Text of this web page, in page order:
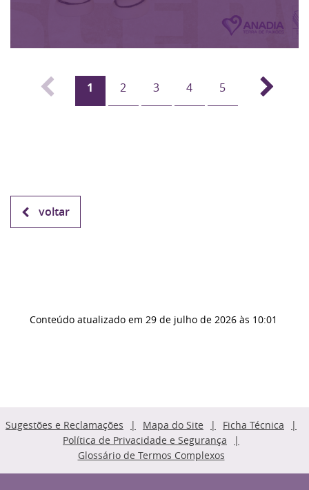
1 2 3 4 5
voltar
Conteúdo atualizado em 29 de julho de 2026 às 10:01
Sugestões e Reclamações Mapa do Site
Ficha Técnica
Política de Privacidade e Segurança
Glossário de Termos Complexos